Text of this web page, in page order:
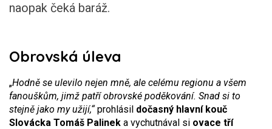
naopak čeká baráž.
Obrovská úleva
„Hodně se ulevilo nejen mně, ale celému regionu a všem
fanouškům, jimž patří obrovské poděkování. Snad si to
stejně jako my užijí,“prohlásil dočasný hlavní kouč
Slovácka Tomáš Palinek a vychutnával si ovace tří